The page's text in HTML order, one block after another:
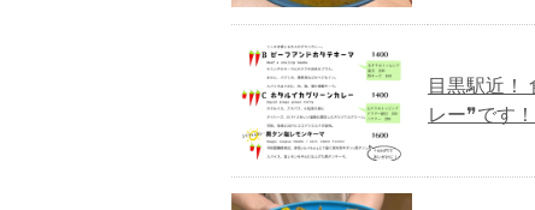
目黒駅近！
レー❞です！